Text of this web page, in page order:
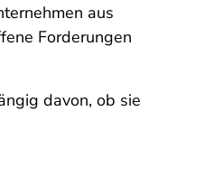
aus
Forderungen
davon, ob sie